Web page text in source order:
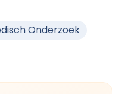
Onderzoek